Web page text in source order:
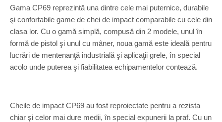
Gama CP69 reprezintă una dintre cele mai puternice, durabile
şi confortabile game de chei de impact comparabile cu cele din
clasa lor. Cu o gamă simplă, compusă din 2 modele, unul în
formă de pistol şi unul cu mâner, noua gamă este ideală pentru
lucrări de mentenanţă industrială şi aplicaţii grele, în special
acolo unde puterea şi fiabilitatea echipamentelor contează.
Cheile de impact CP69 au fost reproiectate pentru a rezista
chiar şi celor mai dure medii, în special expunerii la praf. Cu un